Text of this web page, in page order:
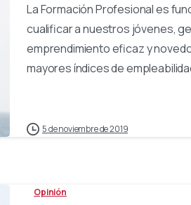
La Formación Profesional es
cualificar a nuestros jóvenes,
emprendimiento eficaz y
mayores índices de
5 de noviembre de 2019
Opinión